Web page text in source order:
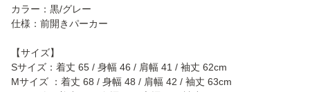
カラー：黒/グレー
仕様：前開きパーカー
【サイズ】
Sサイズ：着丈 65 / 身幅 46 / 肩幅 41 / 袖丈 62cm
Mサイズ ：着丈 68 / 身幅 48 / 肩幅 42 / 袖丈 63cm